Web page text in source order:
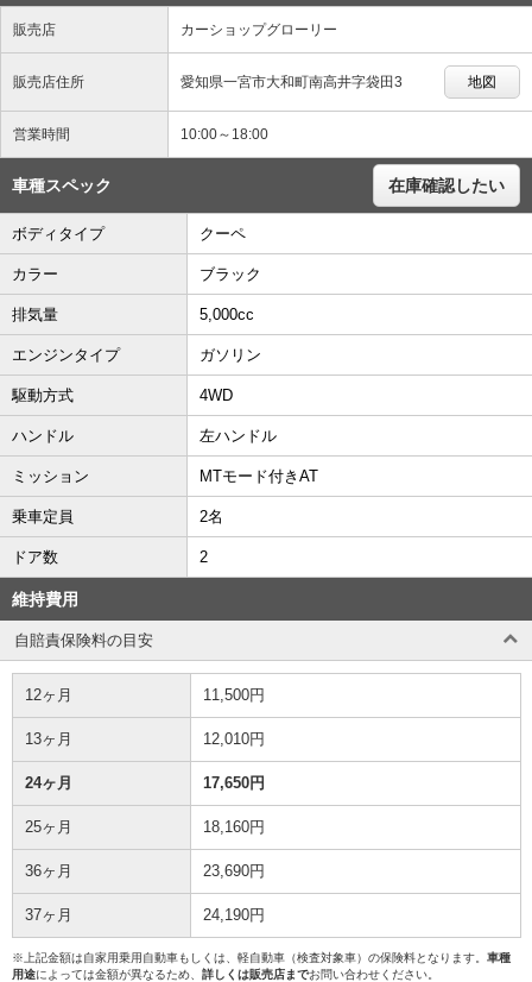
販売店 カーショップグローリー
販売店住所 愛知県一宮市大和町南高井字袋田3 地図
営業時間 10:00～18:00
車種スペック 在庫確認したい
ボディタイプ クーペ
カラー ブラック
排気量 5,000cc
エンジンタイプ ガソリン
駆動方式 4WD
ハンドル 左ハンドル
ミッション MTモード付きAT
乗車定員 2名
ドア数 2
維持費用
自賠責保険料の目安
12ヶ月 11,500円
13ヶ月 12,010円
24ヶ月 17,650円
25ヶ月 18,160円
36ヶ月 23,690円
37ヶ月 24,190円
※上記金額は自家用乗用自動車もしくは、軽自動車（検査対象車）の保険料となります。 車種
用途によっては金額が異なるため、 詳しくは販売店までお問い合わせください。